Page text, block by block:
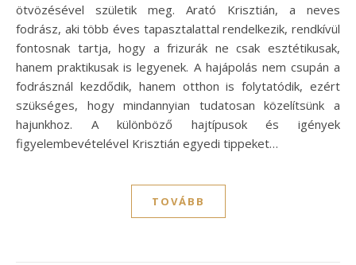
ötvözésével születik meg. Arató Krisztián, a neves
fodrász, aki több éves tapasztalattal rendelkezik, rendkívül
fontosnak tartja, hogy a frizurák ne csak esztétikusak,
hanem praktikusak is legyenek. A hajápolás nem csupán a
fodrásznál kezdődik, hanem otthon is folytatódik, ezért
szükséges, hogy mindannyian tudatosan közelítsünk a
hajunkhoz. A különböző hajtípusok és igények
figyelembevételével Krisztián egyedi tippeket…
TOVÁBB